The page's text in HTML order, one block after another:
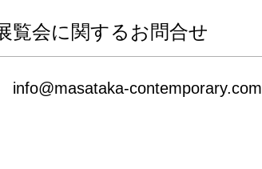
覧会に関するお問合せ
info@masataka-contemporary.com